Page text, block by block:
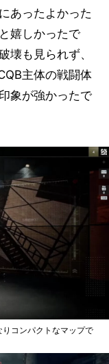
あったよかった
嬉しかったで
壊も見られず、
主体の戦闘体
象が強かったで
コンパクトなマップで